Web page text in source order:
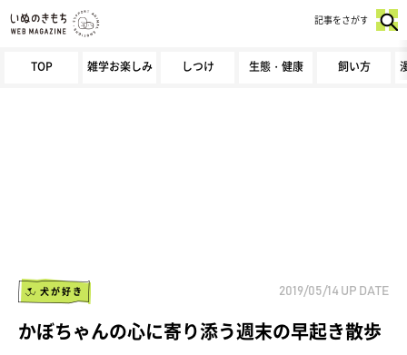
TOP 雑学お楽しみ しつけ 生態・健康 飼い方
記事をさがす
犬が好き 2019/05/14 UP DATE
かぼちゃんの心に寄り添う週末の早起き散歩